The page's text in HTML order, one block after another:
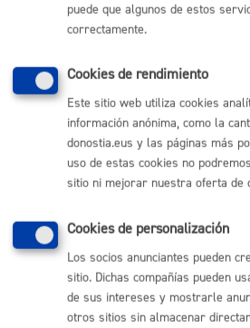
010(gratuito desde Donostia / San
(+34) 943 481 000
Buzón de la ciudadanía
Informar de un error en la web
Enlaces útiles
Ofertas de empleo
Perfil del contratante
Mapas - GeoDonostia
puede que algunos de estos
correctamente.
Cookies de rendimiento
Este sitio web utiliza cookies
información anónima, como la
donostia.eus y las páginas más
uso de estas cookies no
sitio ni mejorar nuestra oferta de
Cookies de personalización
Los socios anunciantes pueden
sitio. Dichas compañías pueden
de sus intereses y mostrarle
otros sitios sin almacenar